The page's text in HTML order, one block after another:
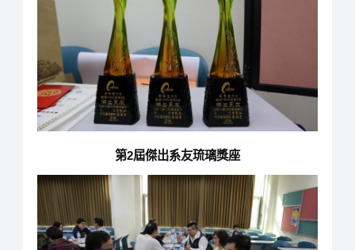
第2屆傑出系友琉璃獎座